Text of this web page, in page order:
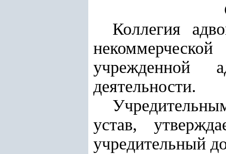
Коллегия
учрежденной
деятельности.
устав,
учредительный